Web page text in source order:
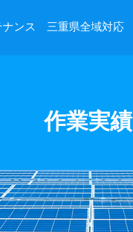
ナンス 三重県全域対応
作業実績